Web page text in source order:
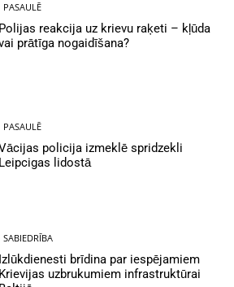
PASAULĒ
Polijas reakcija uz krievu raķeti – kļūda
prātīga nogaidīšana?
PASAULĒ
policija izmeklē spridzekli
Leipcigas lidostā
SABIEDRĪBA
Izlūkdienesti brīdina par iespējamiem
Krievijas uzbrukumiem infrastruktūrai